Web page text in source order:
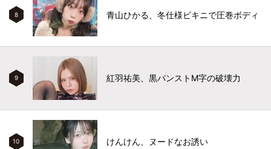
8 青山ひかる、冬仕様ビキニで圧巻ボディ
9 紅羽祐美、黒パンストM字の破壊力
10 けんけん、ヌードなお誘い